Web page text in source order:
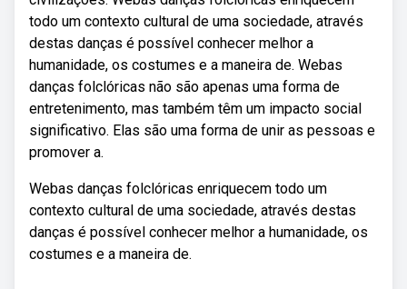
todo um contexto cultural de uma sociedade, através
destas danças é possível conhecer melhor a
humanidade, os costumes e a maneira de. Webas
danças folclóricas não são apenas uma forma de
entretenimento, mas também têm um impacto social
significativo. Elas são uma forma de unir as pessoas e
promover a.
Webas danças folclóricas enriquecem todo um
contexto cultural de uma sociedade, através destas
danças é possível conhecer melhor a humanidade, os
costumes e a maneira de.